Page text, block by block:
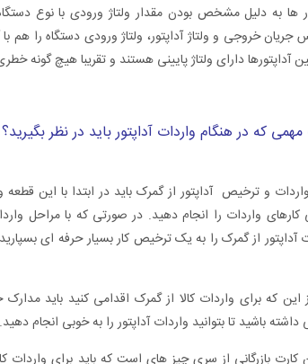
ها به دلیل مشخص بودن مقدار ولتاژ ورودی با نوع
جریان خروجی و ولتاژ آداپتور، ولتاژ ورودی دستگاه را هم
آداپتورها دارای ولتاژ پایینی هستند و تقریبا هیچ گونه
که در هنگام واردات آداپتور باید در نظر بگیرید؟
و ترخیص آداپتور از گمرک باید در ابتدا با این قطعه
کارهای واردات را انجام دهید. در صورتی که با مراحل
آداپتور از گمرک را به یک ترخیص کار بسیار حرفه ای بسپارید
این که برای واردات کالا از گمرک اقدامی کنید باید
داشته باشید تا بتوانید واردات آداپتور را به خوبی انجام دهید.